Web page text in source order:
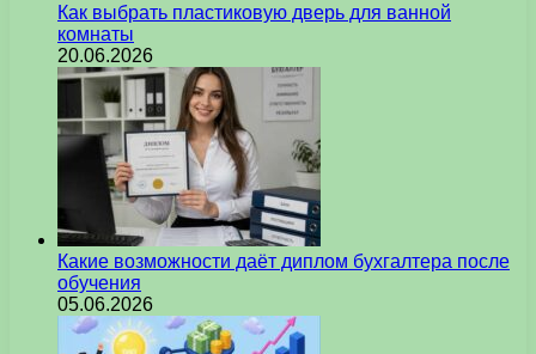
Как выбрать пластиковую дверь для ванной
комнаты
20.06.2026
Какие возможности даёт диплом бухгалтера после
обучения
05.06.2026